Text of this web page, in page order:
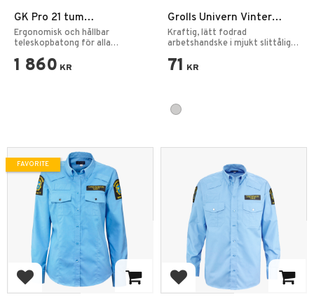
GK Pro 21 tum
Teleskopbatong med
Knapp
Ergonomisk och hållbar
teleskopbatong för alla
1 860 KR
Grolls Univern Vinter
Arbetshandskar Nötläder
Kraftig, lätt fodrad
arbetshandske i mjukt slittålig
71 KR
Add to favorites
FAVORITE
Add to favorites